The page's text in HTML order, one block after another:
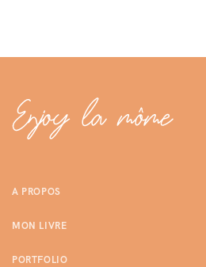
A PROPOS
MON LIVRE
PORTFOLIO